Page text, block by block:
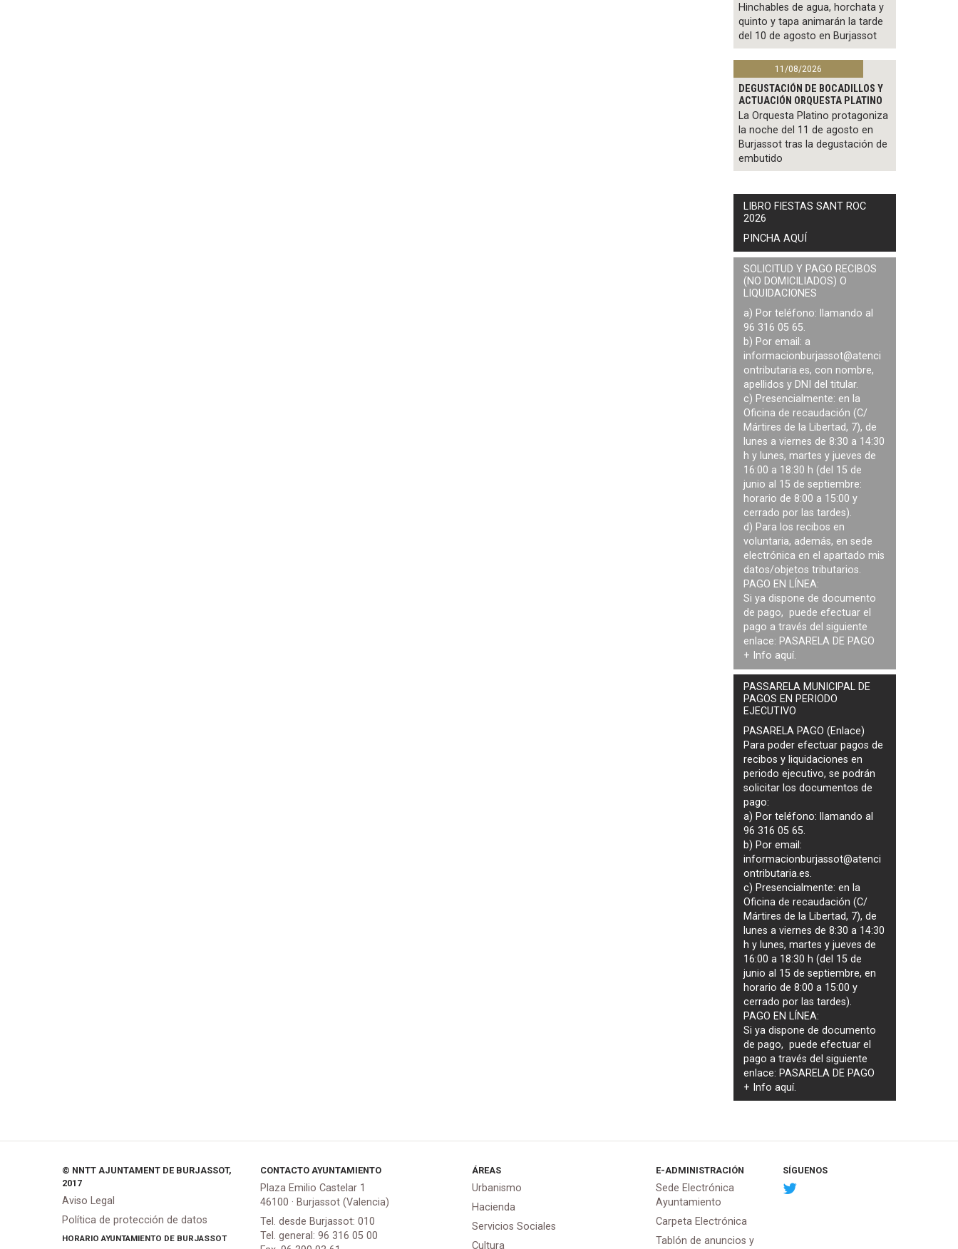
Hinchables de agua, horchata y
quinto y tapa animarán la tarde
del 10 de agosto en Burjassot
11/08/2026
DEGUSTACIÓN DE BOCADILLOS Y
ACTUACIÓN ORQUESTA PLATINO
La Orquesta Platino protagoniza
la noche del 11 de agosto en
Burjassot tras la degustación de
embutido
LIBRO FIESTAS SANT ROC
2026
PINCHA AQUÍ
SOLICITUD Y PAGO RECIBOS
(NO DOMICILIADOS) O
LIQUIDACIONES
a) Por teléfono: llamando al
96 316 05 65.
b) Por email: a
informacionburjassot@atenci
ontributaria.es, con nombre,
apellidos y DNI del titular.
c) Presencialmente: en la
Oficina de recaudación (C/
Mártires de la Libertad, 7), de
lunes a viernes de 8:30 a 14:30
h y lunes, martes y jueves de
16:00 a 18:30 h (del 15 de
junio al 15 de septiembre:
horario de 8:00 a 15:00 y
cerrado por las tardes).
d) Para los recibos en
voluntaria, además, en sede
electrónica en el apartado mis
datos/objetos tributarios.
PAGO EN LÍNEA:
Si ya dispone de documento
de pago, puede efectuar el
pago a través del siguiente
enlace: PASARELA DE PAGO
+ Info aquí.
PASSARELA MUNICIPAL DE
PAGOS EN PERIODO
EJECUTIVO
PASARELA PAGO (Enlace)
Para poder efectuar pagos de
recibos y liquidaciones en
periodo ejecutivo, se podrán
solicitar los documentos de
pago:
a) Por teléfono: llamando al
96 316 05 65.
b) Por email:
informacionburjassot@atenci
ontributaria.es.
c) Presencialmente: en la
Oficina de recaudación (C/
Mártires de la Libertad, 7), de
lunes a viernes de 8:30 a 14:30
h y lunes, martes y jueves de
16:00 a 18:30 h (del 15 de
junio al 15 de septiembre, en
horario de 8:00 a 15:00 y
cerrado por las tardes).
PAGO EN LÍNEA:
Si ya dispone de documento
de pago, puede efectuar el
pago a través del siguiente
enlace: PASARELA DE PAGO
+ Infoaquí.
© NNTT AJUNTAMENT DE BURJASSOT,
2017
Aviso Legal
Política de protección de datos
HORARIO AYUNTAMIENTO DE BURJASSOT
CONTACTO AYUNTAMIENTO
Plaza Emilio Castelar 1
46100 · Burjassot (Valencia)
Tel. desde Burjassot: 010
Tel. general: 96 316 05 00
ÁREAS
Urbanismo
Hacienda
Servicios Sociales
Cultura
E-ADMINISTRACIÓN
Sede Electrónica
Ayuntamiento
Carpeta Electrónica
Tablón de anuncios y
SÍGUENOS